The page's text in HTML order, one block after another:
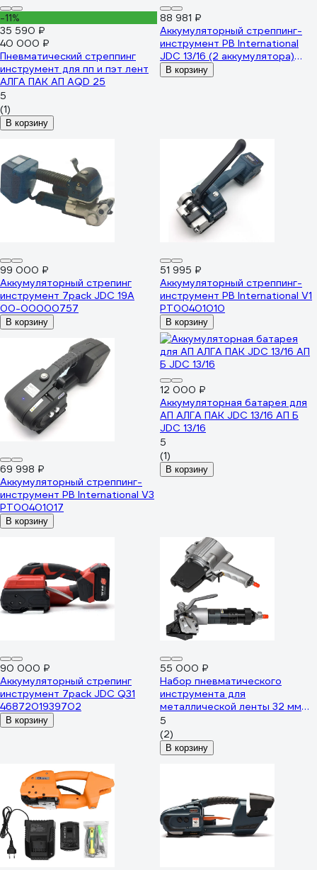
-11%
35 590 ₽
40 000 ₽
Пневматический стреппинг
инструмент для пп и пэт лент
АЛГА ПАК АП AQD 25
5
(1)
В корзину
88 981 ₽
Аккумуляторный стреппинг-
инструмент PB International
JDC 13/16 (2 аккумулятора)
PT00401005
В корзину
99 000 ₽
Аккумуляторный стрепинг
инструмент 7pack JDC 19A
00-00000757
В корзину
51 995 ₽
Аккумуляторный стреппинг-
инструмент PB International V1
PT00401010
В корзину
69 998 ₽
Аккумуляторный стреппинг-
инструмент PB International V3
PT00401017
В корзину
12 000 ₽
Аккумуляторная батарея для
АП АЛГА ПАК JDC 13/16 АП Б
JDC 13/16
5
(1)
В корзину
90 000 ₽
Аккумуляторный стрепинг
инструмент 7pack JDC Q31
4687201939702
В корзину
55 000 ₽
Набор пневматического
инструмента для
металлической ленты 32 мм
АЛГА ПАК АП FTLS 32
5
(2)
В корзину